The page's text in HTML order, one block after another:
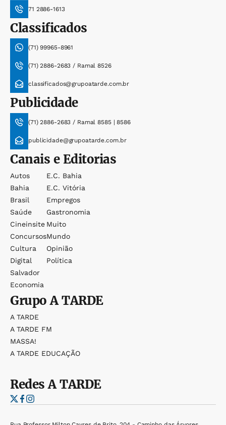
71 2886-1613
Classificados
(71) 99965-8961
(71) 2886-2683 / Ramal 8526
classificados@grupoatarde.com.br
Publicidade
(71) 2886-2683 / Ramal 8585 | 8586
publicidade@grupoatarde.com.br
Canais e Editorias
Autos
Bahia
Brasil
Saúde
Cineinsite
Concursos
Cultura
Digital
Salvador
Economia
E.c. Bahia
E.c. Vitória
Empregos
Gastronomia
Muito
Mundo
Opinião
Política
GrupoA TARDE
A TARDE
A TARDE FM
MASSA!
A TARDE EDUCAÇÃO
RedesA TARDE